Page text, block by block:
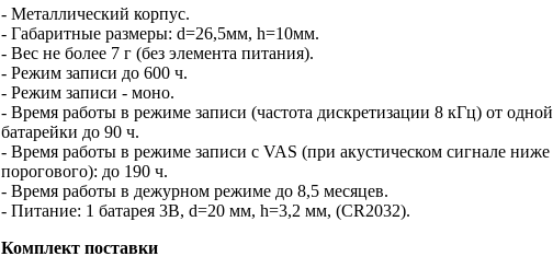
- Металлический корпус.
- Габаритные размеры: d=26,5мм, h=10мм.
- Вес не более 7 г (без элемента питания).
- Режим записи до 600 ч.
- Режим записи - моно.
- Время работы в режиме записи (частота дискретизации 8 кГц) от одной
батарейки до 90 ч.
- Время работы в режиме записи с VAS (при акустическом сигнале ниже
порогового): до 190 ч.
- Время работы в дежурном режиме до 8,5 месяцев.
- Питание: 1 батарея 3В, d=20 мм, h=3,2 мм, (CR2032).
Комплект поставки